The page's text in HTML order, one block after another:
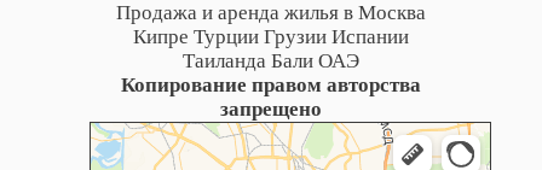
Продажа и аренда жилья в Москва
Кипре Турции Грузии Испании
Таиланда Бали ОАЭ
Копирование правом авторства
запрещено